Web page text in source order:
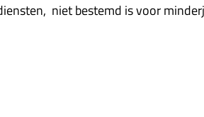
niet bestemd is voor